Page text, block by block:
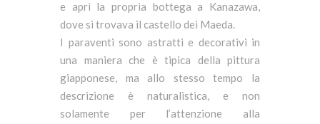
e aprì la propria bottega a Kanazawa,
dove si trovava il castello dei Maeda.
I paraventi sono astratti e decorativi in
una maniera che è tipica della pittura
giapponese, ma allo stesso tempo la
descrizione è naturalistica, e non
solamente per l’attenzione alla